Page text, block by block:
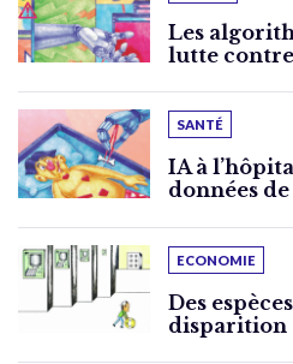
Les
lutte
SANTÉ
IA à
données
ECONOMIE
Des
disparition